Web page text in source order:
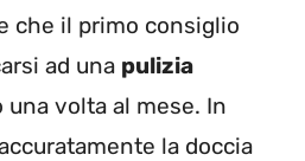
che il primo consiglio
ad una pulizia
una volta al mese. In
la doccia